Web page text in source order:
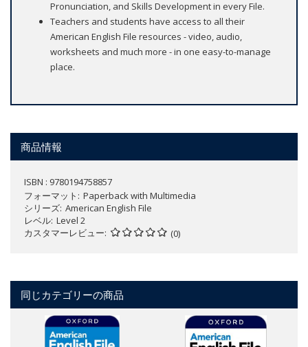
Pronunciation, and Skills Development in every File.
Teachers and students have access to all their
American English File resources - video, audio,
worksheets and much more - in one easy-to-manage
place.
商品情報
ISBN : 9780194758857
フォーマット
Paperback with Multimedia
シリーズ American English File
レベル Level 2
カスタマーレビュー
(0)
同じカテゴリーの商品